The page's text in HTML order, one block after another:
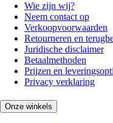
Wie zijn wij?
Neem contact op
Verkoopvoorwaarden
Retourneren en
Juridische disclaimer
Betaalmethoden
Prijzen en
Privacy verklaring
Onze winkels